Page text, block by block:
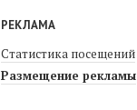
РЕКЛАМА
Статистика посещений
Размещение рекламы